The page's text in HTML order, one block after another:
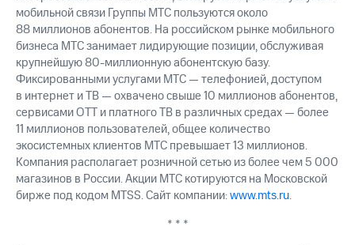
мобильной связи Группы МТС пользуются около
88 миллионов абонентов. На российском рынке мобильного
бизнеса МТС занимает лидирующие позиции, обслуживая
крупнейшую 80-миллионную абонентскую базу.
Фиксированными услугами МТС — телефонией, доступом
в интернет и ТВ — охвачено свыше 10 миллионов абонентов,
сервисами OTT и платного ТВ в различных средах — более
11 миллионов пользователей, общее количество
экосистемных клиентов МТС превышает 13 миллионов.
Компания располагает розничной сетью из более чем 5 000
магазинов в России. Акции МТС котируются на Московской
бирже под кодом MTSS. Сайт компании:www.mts.ru.
* * *